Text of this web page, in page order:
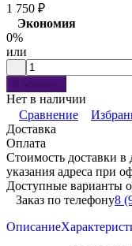
1 750 ₽
Экономия
0%
или
В корзину
Нет в наличии
Сравнение
Доставка
Оплата
Стоимость доставки в
указания адреса при
Доступные варианты
Заказ по телефону8
Описание